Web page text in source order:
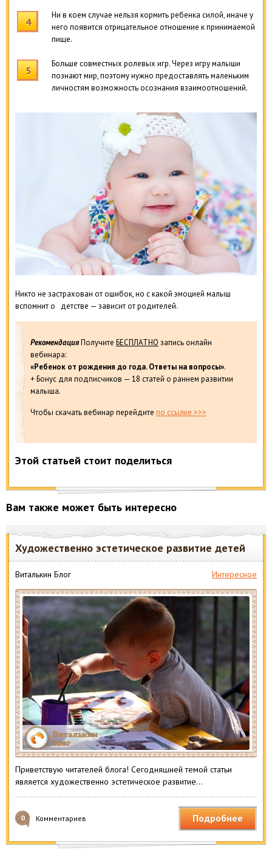
Ни в коем случае нельзя кормить ребенка силой, иначе у
него появится отрицательное отношение к принимаемой
пище.
Больше совместных ролевых игр. Через игру малыши
познают мир, поэтому нужно предоставлять маленьким
личностям возможность осознания взаимоотношений.
Никто не застрахован от ошибок, но с какой эмоцией малыш
вспомнит о детстве — зависит от родителей.
РекомендацияПолучите БЕСПЛАТНО запись онлайн
вебинара:
«Ребенок от рождения до года. Ответы на вопросы».
+ Бонус для подписчиков — 18 статей о раннем развитии
малыша.
Чтобы скачать вебинар перейдите по ссылке >>>
Этой статьей стоит поделиться
Вам также может быть интересно
Художественно эстетическое развитие детей
Виталькин Блог Интересное
Приветствую читателей блога! Сегодняшней темой статьи
является художественно эстетическое развитие…
0 Комментариев Подробнее